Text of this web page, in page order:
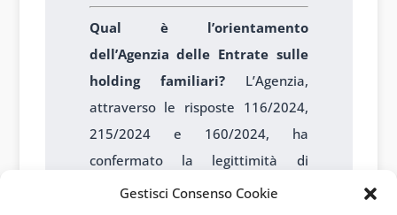
Gestisci Consenso Cookie
Qual è l’orientamento
dell’Agenzia delle Entrate sulle
holding familiari?L’Agenzia,
attraverso le risposte 116/2024,
215/2024 e 160/2024, ha
confermato la legittimità di
diverse operazioni di